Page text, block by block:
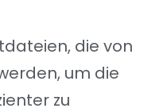
die von
um die
zu